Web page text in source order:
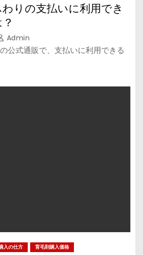
りの支払いに利用でき
Admin
公式通販で、支払いに利用できる
入の仕方 育毛剤購入価格